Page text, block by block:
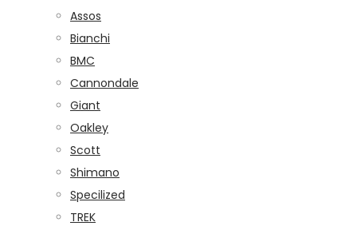
Assos
Bianchi
BMC
Cannondale
Giant
Oakley
Scott
Shimano
Specilized
TREK